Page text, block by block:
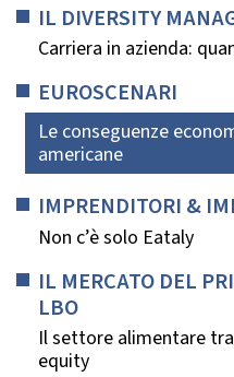
IL DIVERSITY
Carriera in azienda:
EUROSCENARI
Le conseguenze
americane
IMPRENDITORI &
Non c’è solo Eataly
IL MERCATO DEL
LBO
Il settore alimentare
equity